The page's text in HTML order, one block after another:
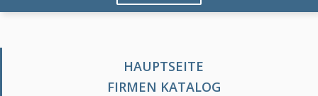
HAUPTSEITE
FIRMEN KATALOG